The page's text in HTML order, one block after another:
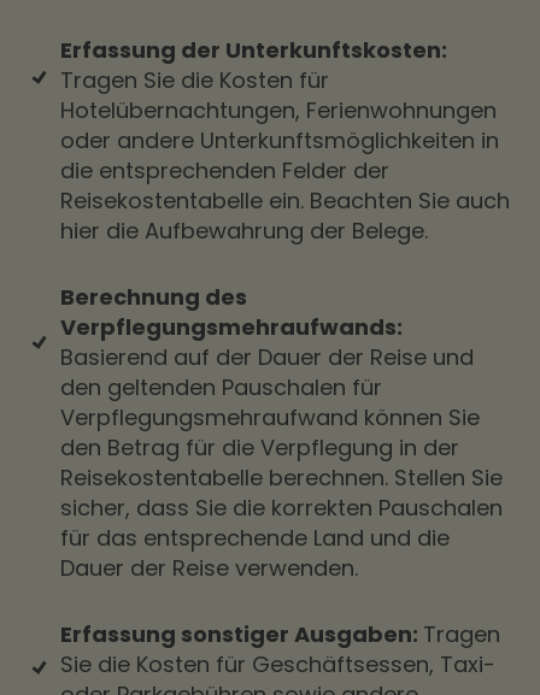
Erfassung der Unterkunftskosten:
Tragen Sie die Kosten für
Hotelübernachtungen, Ferienwohnungen
oder andere Unterkunftsmöglichkeiten in
die entsprechenden Felder der
Reisekostentabelle ein. Beachten Sie auch
hier die Aufbewahrung der Belege.
Berechnung des
Verpflegungsmehraufwands:
Basierend auf der Dauer der Reise und
den geltenden Pauschalen für
Verpflegungsmehraufwand können Sie
den Betrag für die Verpflegung in der
Reisekostentabelle berechnen. Stellen Sie
sicher, dass Sie die korrekten Pauschalen
für das entsprechende Land und die
Dauer der Reise verwenden.
Erfassung sonstiger Ausgaben: Tragen
Sie die Kosten für Geschäftsessen, Taxi-